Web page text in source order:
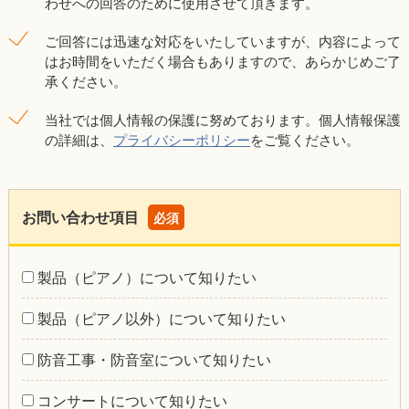
ご回答には迅速な対応をいたしていますが、内容によって
はお時間をいただく場合もありますので、あらかじめご了
承ください。
当社では個人情報の保護に努めております。個人情報保護
の詳細は、 プライバシーポリシーをご覧ください。
お問い合わせ項目 必須
製品（ピアノ）について知りたい
製品（ピアノ以外）について知りたい
防音工事・防音室について知りたい
コンサートについて知りたい